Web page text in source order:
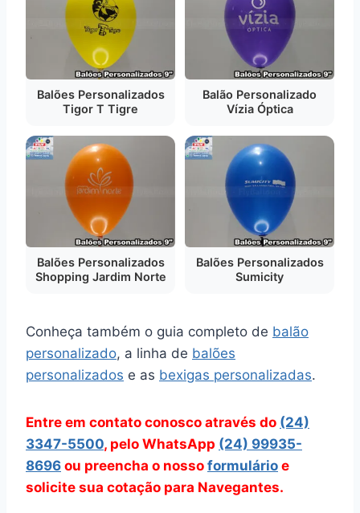
Balões Personalizados
Tigor T Tigre
Balão Personalizado
Vízia Óptica
Balões Personalizados
Shopping Jardim Norte
Balões Personalizados
Sumicity
Conheça também o guia completo de balão
personalizado, a linha de balões
personalizados e as bexigas personalizadas.
Entre em contato conosco através do (24)
3347-5500, pelo WhatsApp (24) 99935-
8696 ou preencha o nosso formulário e
solicite sua cotação para Navegantes.